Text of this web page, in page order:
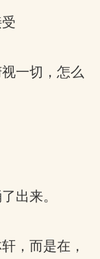
一切，怎么
出来。
，而是在，